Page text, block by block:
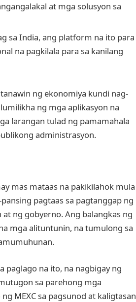
at mga solusyon sa
sa India, ang platform na ito para
na pagkilala para sa kanilang
ng ekonomiya kundi nag-
ng mga aplikasyon na
larangan tulad ng pamamahala
administrasyon.
mas mataas na pakikilahok mula
pagtaas sa pagtanggap ng
ng gobyerno. Ang balangkas ng
mga alituntunin, na tumulong sa
paglago na ito, na nagbigay ng
sa parehong mga
MEXC sa pagsunod at kaligtasan